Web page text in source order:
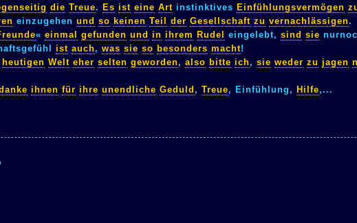
die Treue. Es ist eine Art instinktives Einfühlungsvermögen
einzugehen und so keinen Teil der Gesellschaft zu vernachlässigen.
« einmal gefunden und in ihrem Rudel eingelebt, sind sie
ist auch, was sie so besonders macht!
heutigen Welt eher selten geworden, also bitte ich, sie weder zu jagen
ihnen für ihre unendliche Geduld , Treue, Einfühlung, Hilfe,...